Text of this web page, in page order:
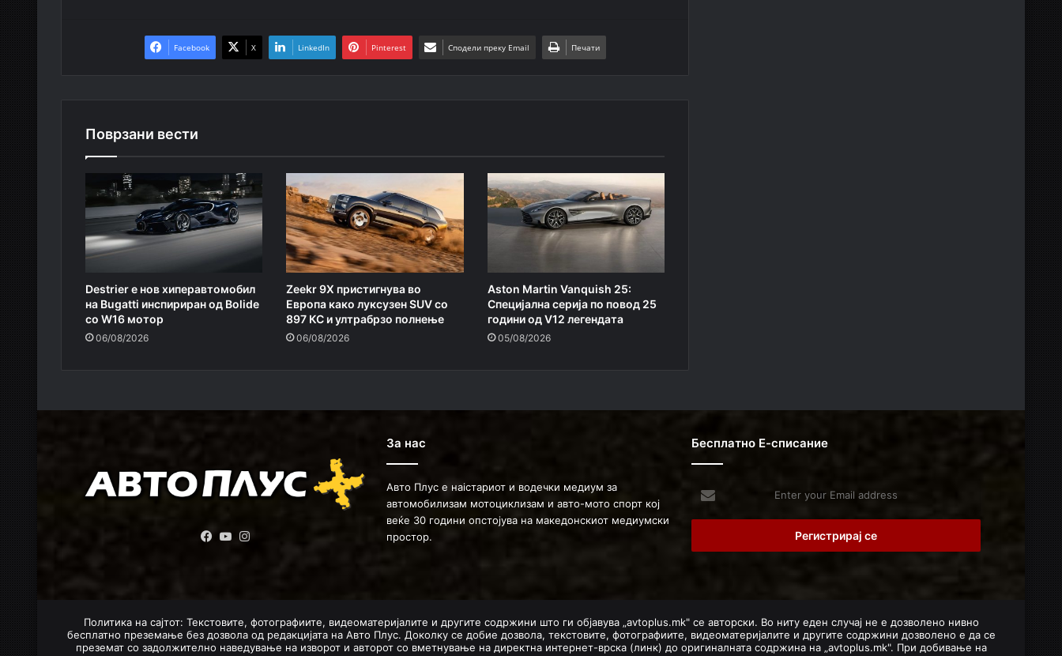
Facebook X LinkedIn Pinterest Сподели преку Email Печати
Поврзани вести
Destrier е нов хиперавтомобил
на Bugatti инспириран од Bolide
со W16 мотор
06/08/2026
Zeekr 9X пристигнува во
Европа како луксузен SUV со
897 КС и ултрабрзо полнење
06/08/2026
Aston Martin Vanquish 25:
Специјална серија по повод 25
години од V12 легендата
05/08/2026
Facebook
YouTube
За нас
Авто Плус е наістариот и водечки медиум за
автомобилизам мотоциклизам и авто-мото спорт кој
веќе 30 години опстојува на македонскиот медиумски
простор.
Бесплатно Е-списание
your
Email
Политика на сајтот: Текстовите, фотографиите, видеоматеријалите и другите содржини што ги објавува „avtoplus.mk" се авторски. Во ниту еден случај не е дозволено нивно
бесплатно преземање без дозвола од редакцијата на Авто Плус. Доколку се добие дозвола, текстовите, фотографиите, видеоматеријалите и другите содржини дозволено е да се
преземат со задолжително наведување на изворот и авторот со вметнување на директна интернет-врска (линк) до оригиналната содржина на „avtoplus.mk". При добивање на